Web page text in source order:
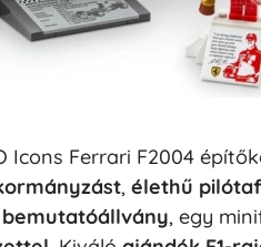
Vízijátékok
Icons Ferrari F2004
, élethű
, egy